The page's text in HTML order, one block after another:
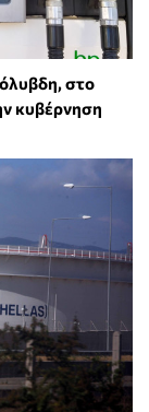
στο
κυβέρνηση